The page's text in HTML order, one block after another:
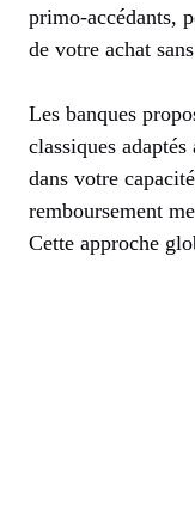
primo-accédants,
de votre achat
Les banques
classiques
dans votre
remboursement
Cette approche